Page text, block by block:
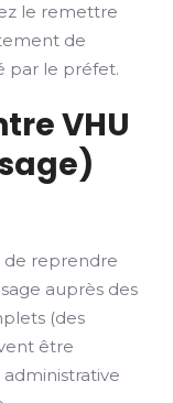
le remettre
de
par le préfet.
VHU
de reprendre
auprès des
(des
être